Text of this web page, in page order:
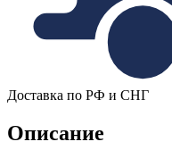
Доставка по РФ и СНГ
Описание